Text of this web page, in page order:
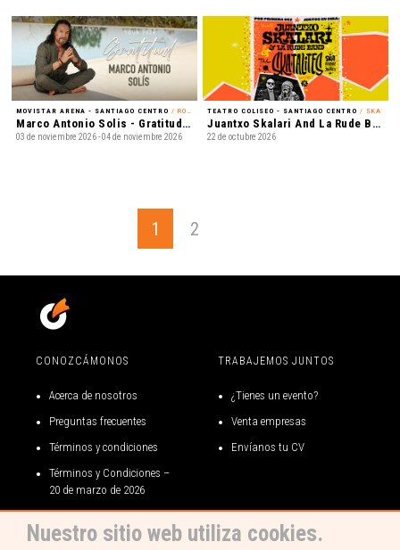
MOVISTAR ARENA - SANTIAGO CENTRO / ROMÁNTICO
Marco Antonio Solis - Gratitud Tour 2026
03 de noviembre 2026 - 04 de noviembre 2026
TEATRO COLISEO - SANTIAGO CENTRO / SKA
Juantxo Skalari And La Rude Band meets The Skatalites
22 de octubre 2026
1 2
Nuestro sitio web utiliza cookies.
CONOZCÁMONOS
Acerca de nosotros
Preguntas frecuentes
Términos y condiciones
Términos y Condiciones –
20 de marzo de 2026
Términos y condiciones gift
card
TRABAJEMOS JUNTOS
¿Tienes un evento?
Venta empresas
Envíanos tu CV